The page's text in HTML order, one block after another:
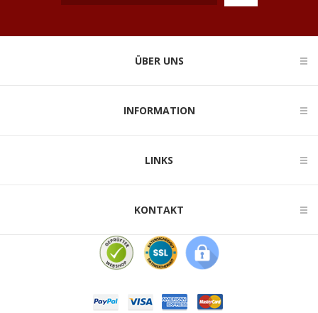
ÜBER UNS
INFORMATION
LINKS
KONTAKT